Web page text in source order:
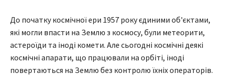
До початку космічної ери 1957 року єдиними об'єктами,
які могли впасти на Землю з космосу, були метеорити,
астероїди та іноді комети. Але сьогодні космічні деякі
космічні апарати, що працювали на орбіті, іноді
повертаються на Землю без контролю їхніх операторів.